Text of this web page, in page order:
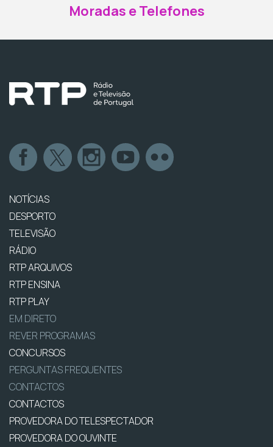
Moradas e Telefones
NOTÍCIAS
DESPORTO
TELEVISÃO
RÁDIO
RTP ARQUIVOS
RTP ENSINA
RTP PLAY
EM DIRETO
REVER PROGRAMAS
CONCURSOS
PERGUNTAS FREQUENTES
CONTACTOS
CONTACTOS
PROVEDORA DO TELESPECTADOR
PROVEDORA DO OUVINTE